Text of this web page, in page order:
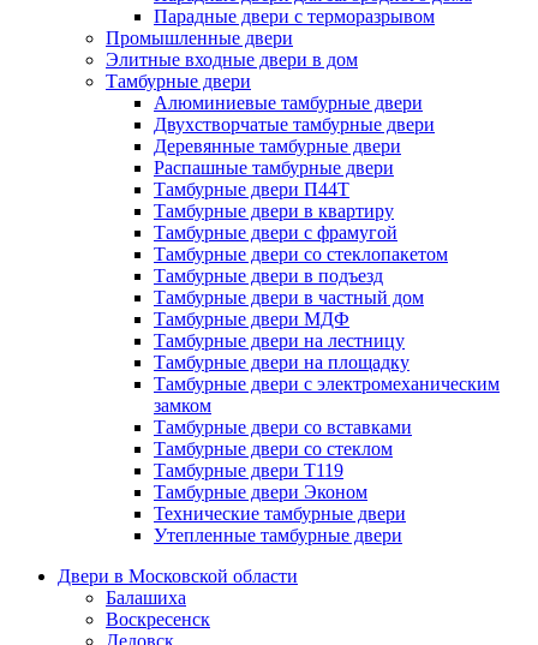
Парадные двери с терморазрывом
Промышленные двери
Элитные входные двери в дом
Тамбурные двери
Алюминиевые тамбурные двери
Двухстворчатые тамбурные двери
Деревянные тамбурные двери
Распашные тамбурные двери
Тамбурные двери П44Т
Тамбурные двери в квартиру
Тамбурные двери с фрамугой
Тамбурные двери со стеклопакетом
Тамбурные двери в подъезд
Тамбурные двери в частный дом
Тамбурные двери МДФ
Тамбурные двери на лестницу
Тамбурные двери на площадку
Тамбурные двери с электромеханическим
замком
Тамбурные двери со вставками
Тамбурные двери со стеклом
Тамбурные двери Т119
Тамбурные двери Эконом
Технические тамбурные двери
Утепленные тамбурные двери
Двери в Московской области
Балашиха
Воскресенск
Дедовск